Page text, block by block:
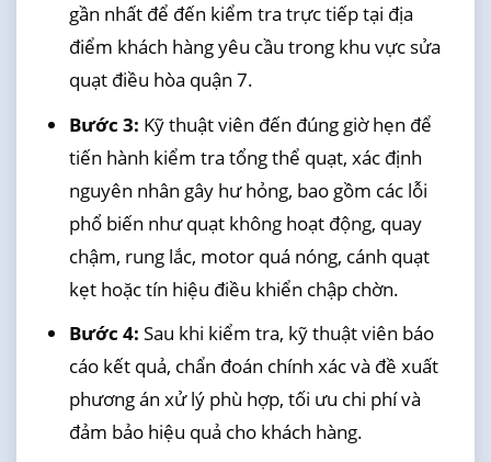
gần nhất để đến kiểm tra trực tiếp tại địa
điểm khách hàng yêu cầu trong khu vực sửa
quạt điều hòa quận 7.
Bước 3: Kỹ thuật viên đến đúng giờ hẹn để
tiến hành kiểm tra tổng thể quạt, xác định
nguyên nhân gây hư hỏng, bao gồm các lỗi
phổ biến như quạt không hoạt động, quay
chậm, rung lắc, motor quá nóng, cánh quạt
kẹt hoặc tín hiệu điều khiển chập chờn.
Bước 4: Sau khi kiểm tra, kỹ thuật viên báo
cáo kết quả, chẩn đoán chính xác và đề xuất
phương án xử lý phù hợp, tối ưu chi phí và
đảm bảo hiệu quả cho khách hàng.